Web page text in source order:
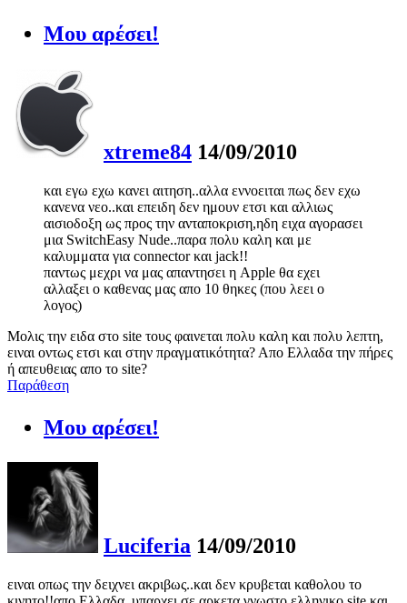
Μου αρέσει!
xtreme84 14/09/2010
και εγω εχω κανει αιτηση..αλλα εννοειται πως δεν εχω
κανενα νεο..και επειδη δεν ημουν ετσι και αλλιως
αισιοδοξη ως προς την ανταποκριση,ηδη ειχα αγορασει
μια SwitchEasy Nude..παρα πολυ καλη και με
καλυμματα για connector και jack!!
παντως μεχρι να μας απαντησει η Apple θα εχει
αλλαξει ο καθενας μας απο 10 θηκες (που λεει ο
λογος)
Μολις την ειδα στο site τους φαινεται πολυ καλη και πολυ λεπτη,
ειναι οντως ετσι και στην πραγματικότητα? Απο Ελλαδα την πήρες
ή απευθειας απο το site?
Παράθεση
Μου αρέσει!
Luciferia 14/09/2010
ειναι οπως την δειχνει ακριβως..και δεν κρυβεται καθολου το